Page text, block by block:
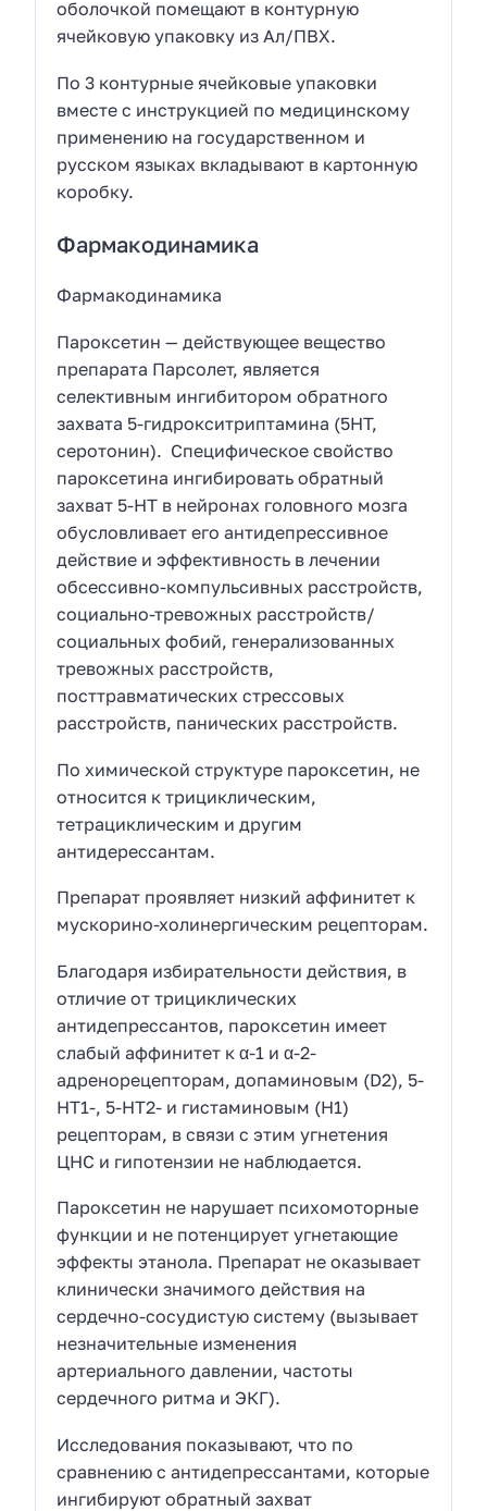
оболочкой помещают в контурную
ячейковую упаковку из Ал/ПВХ.
По 3 контурные ячейковые упаковки
вместе с инструкцией по медицинскому
применению на государственном и
русском языках вкладывают в картонную
коробку.
Фармакодинамика
Фармакодинамика
Пароксетин — действующее вещество
препарата Парсолет, является
селективным ингибитором обратного
захвата 5-гидрокситриптамина (5НТ,
серотонин). Специфическое свойство
пароксетина ингибировать обратный
захват 5-HT в нейронах головного мозга
обусловливает его антидепрессивное
действие и эффективность в лечении
обсессивно-компульсивных расстройств,
социально-тревожных расстройств/
социальных фобий, генерализованных
тревожных расстройств,
посттравматических стрессовых
расстройств, панических расстройств.
По химической структуре пароксетин, не
относится к трициклическим,
тетрациклическим и другим
антидерессантам.
Препарат проявляет низкий аффинитет к
мускорино-холинергическим рецепторам.
Благодаря избирательности действия, в
отличие от трициклических
антидепрессантов, пароксетин имеет
слабый аффинитет к α-1 и α-2-
адренорецепторам, допаминовым (D2), 5-
HT1-, 5-HT2- и гистаминовым (H1)
рецепторам, в связи с этим угнетения
ЦНС и гипотензии не наблюдается.
Пароксетин не нарушает психомоторные
функции и не потенцирует угнетающие
эффекты этанола. Препарат не оказывает
клинически значимого действия на
сердечно-сосудистую систему (вызывает
незначительные изменения
артериального давлении, частоты
сердечного ритма и ЭКГ).
Исследования показывают, что по
сравнению с антидепрессантами, которые
ингибируют обратный захват